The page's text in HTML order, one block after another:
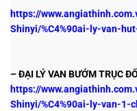
https://
Shinyi/%C4%90ai-ly-van-
– ĐẠI LÝ VAN BƯỚM TRỤC
https://
Shinyi/%C4%90ai-ly-van-